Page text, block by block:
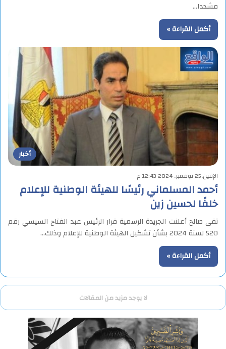
مشددا…
أكمل القراءة »
أخبار
الإثنين,25 نوفمبر, 2024 12:43 م
أحمد المسلماني رئيسًا للهيئة الوطنية للإعلام
خلفًا لحسين زين
تقى صالح أعلنت الجريدة الرسمية قرار الرئيس عبد الفتاح السيسي رقم
520 لسنة 2024 بشأن تشكيل الهيئة الوطنية للإعلام وذلك…
أكمل القراءة »
لا يوجد مزيد من المقالات